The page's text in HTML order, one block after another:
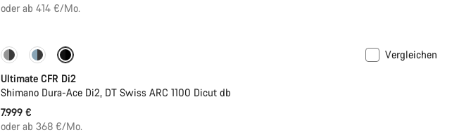
oder ab 414 €/Mo.
PACE Bar Neue Farbe verfügbar
Vergleichen
Ultimate CFR Di2
Shimano Dura-Ace Di2, DT Swiss ARC 1100 Dicut db
7.999 €
oder ab 368 €/Mo.